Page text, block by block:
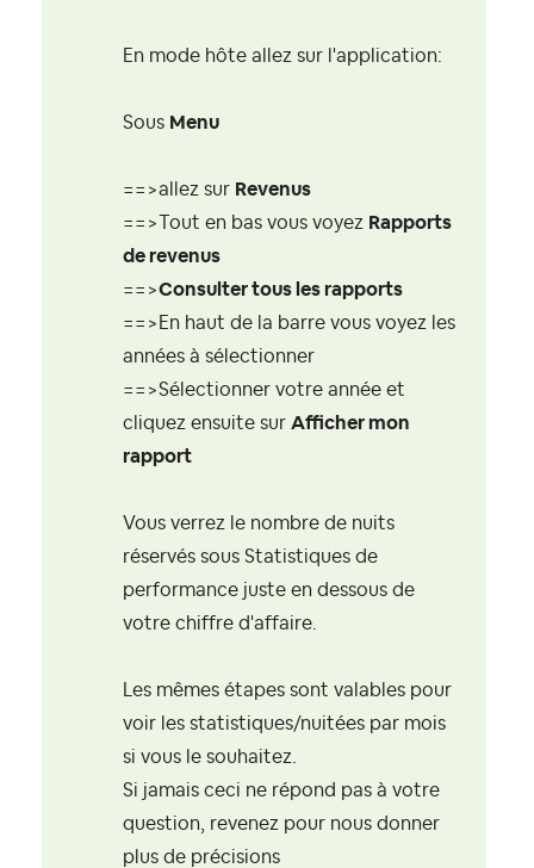
En mode hôte allez sur l'application:
Sous Menu
==>allez sur Revenus
==>Tout en bas vous voyez Rapports
de revenus
==>Consulter tous les rapports
==>En haut de la barre vous voyez les
années à sélectionner
==>Sélectionner votre année et
cliquez ensuite sur Afficher mon
rapport
Vous verrez le nombre de nuits
réservés sous Statistiques de
performance juste en dessous de
votre chiffre d'affaire.
Les mêmes étapes sont valables pour
voir les statistiques/nuitées par mois
si vous le souhaitez.
Si jamais ceci ne répond pas à votre
question, revenez pour nous donner
plus de précisions